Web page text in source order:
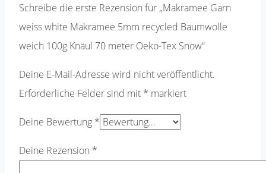
Schreibe die erste Rezension für „Makramee Garn
weiss white Makramee 5mm recycled Baumwolle
weich 100g Knäul 70 meter Oeko-Tex Snow“
Deine E-Mail-Adresse wird nicht veröffentlicht.
Erforderliche Felder sind mit * markiert
Deine Bewertung *
Deine Rezension *